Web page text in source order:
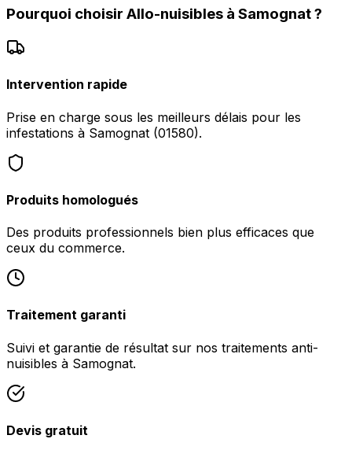
Pourquoi choisir Allo-nuisibles à Samognat?
Intervention rapide
Prise en charge sous les meilleurs délais pour les
infestations à Samognat (01580).
Produits homologués
Des produits professionnels bien plus efficaces que
ceux du commerce.
Traitement garanti
Suivi et garantie de résultat sur nos traitements anti-
nuisibles à Samognat.
Devis gratuit